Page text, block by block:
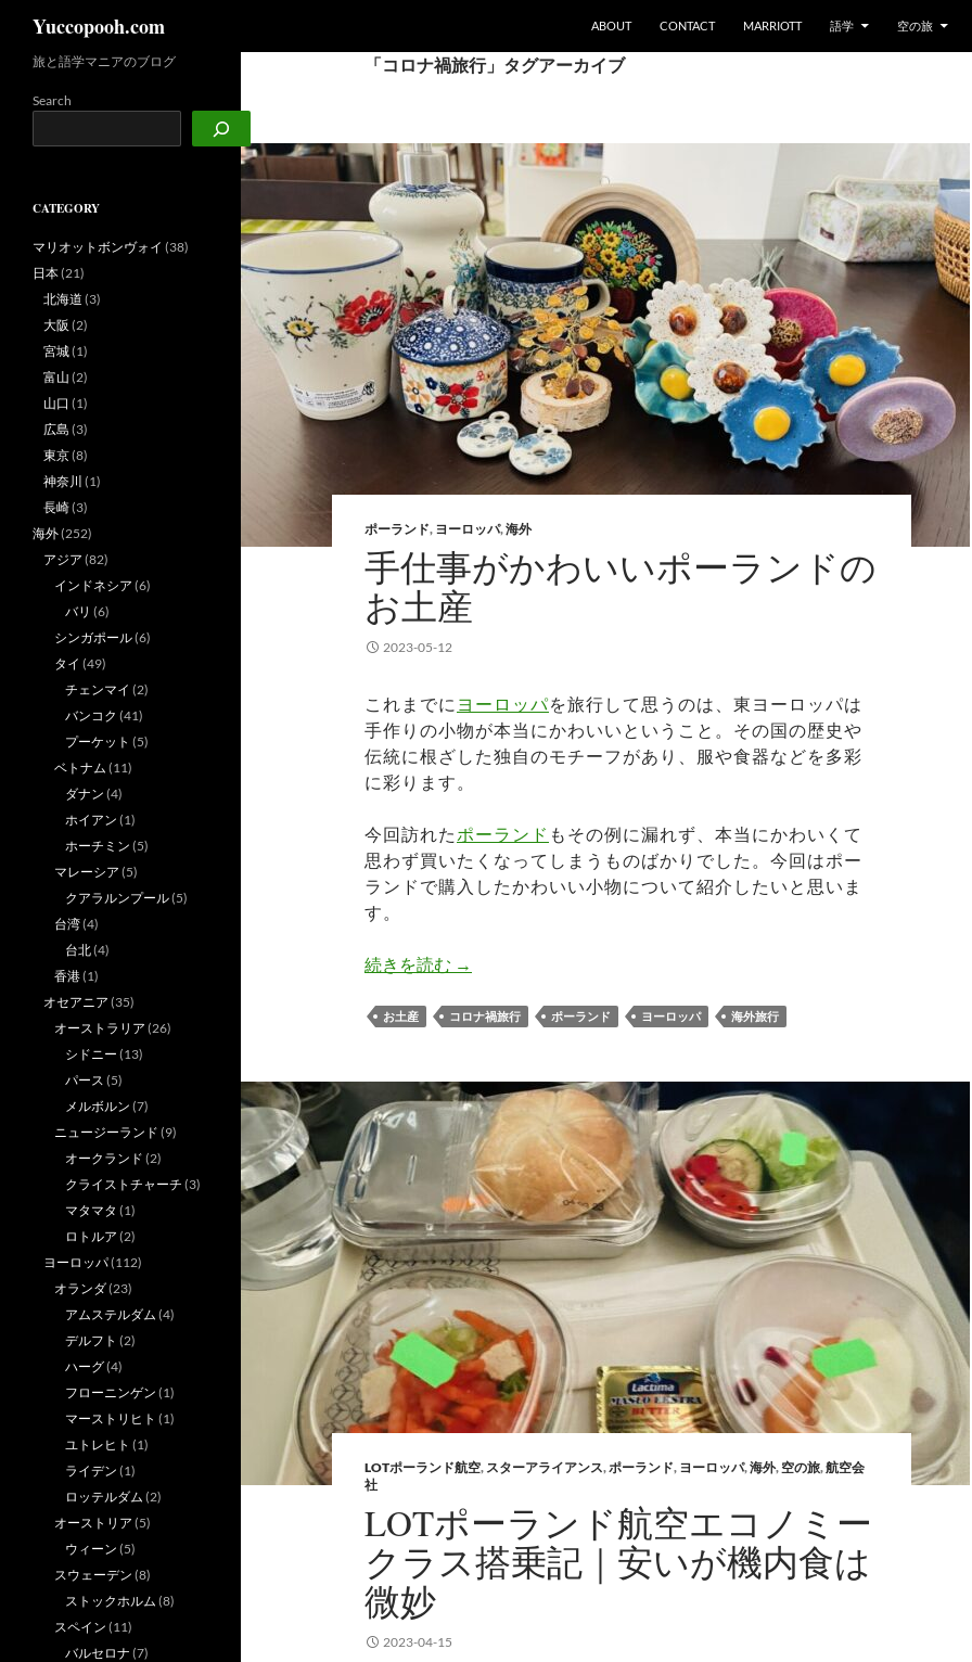
Yuccopooh.com ABOUT CONTACT MARRIOTT 語学 空の旅
「コロナ禍旅行」タグアーカイブ
ポーランド, ヨーロッパ,海外
手仕事がかわいいポーランドの
お土産
2023-05-12
これまでにヨーロッパを旅行して思うのは、東ヨーロッパは
手作りの小物が本当にかわいいということ。その国の歴史や
伝統に根ざした独自のモチーフがあり、服や食器などを多彩
に彩ります。
今回訪れたポーランド もその例に漏れず、本当にかわいくて
思わず買いたくなってしまうものばかりでした。今回はポー
ランドで購入したかわいい小物について紹介したいと思いま
す。
続きを読む 手仕事がかわいいポーランドのお土産
→
お土産 コロナ禍旅行 ポーランド ヨーロッパ 海外旅行
LOTポーランド航空, スターアライアンス,ポーランド, ヨーロッパ,海外, 空の旅,航空会
社
LOTポーランド航空エコノミー
クラス搭乗記｜安いが機内食は
微妙
2023-04-15
旅と語学マニアのブログ
Search
CATEGORY
マリオットボンヴォイ (38)
日本(21)
北海道 (3)
大阪 (2)
宮城(1)
富山 (2)
山口 (1)
広島 (3)
東京(8)
神奈川 (1)
長崎(3)
海外(252)
アジア (82)
インドネシア (6)
バリ (6)
シンガポール(6)
タイ (49)
チェンマイ (2)
バンコク (41)
プーケット (5)
ベトナム (11)
ダナン (4)
ホイアン (1)
ホーチミン (5)
マレーシア (5)
クアラルンプール(5)
台湾(4)
台北(4)
香港(1)
オセアニア (35)
オーストラリア (26)
シドニー (13)
パース (5)
メルボルン (7)
ニュージーランド (9)
オークランド (2)
クライストチャーチ (3)
マタマタ (1)
ロトルア (2)
ヨーロッパ(112)
オランダ(23)
アムステルダム (4)
デルフト (2)
ハーグ(4)
フローニンゲン (1)
マーストリヒト (1)
ユトレヒト (1)
ライデン (1)
ロッテルダム (2)
オーストリア (5)
ウィーン (5)
スウェーデン (8)
ストックホルム (8)
スペイン (11)
バルセロナ (7)